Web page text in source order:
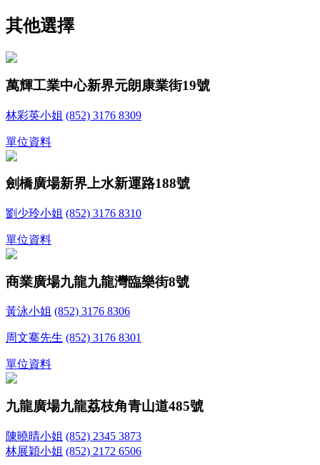
其他選擇
萬輝工業中心新界元朗康業街19號
林彩英小姐 (852) 3176 8309
單位資料
劍橋廣場新界上水新運路188號
劉少玲小姐 (852) 3176 8310
單位資料
商業廣場九龍九龍灣臨樂街8號
黃泳小姐 (852) 3176 8306
周文騫先生 (852) 3176 8301
單位資料
九龍廣場九龍荔枝角青山道485號
陳曉晴小姐 (852) 2345 3873
林展穎小姐 (852) 2172 6506